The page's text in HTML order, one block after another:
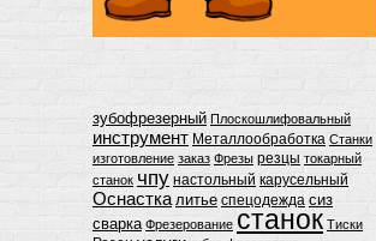
зубофрезерный Плоскошлифовальный
инструмент Металлообработка Станки
изготовление заказ Фрезы резцы токарный
станок чпу настольный карусельный
Оснастка литье спецодежда сиз
сварка Фрезерование станок Тиски